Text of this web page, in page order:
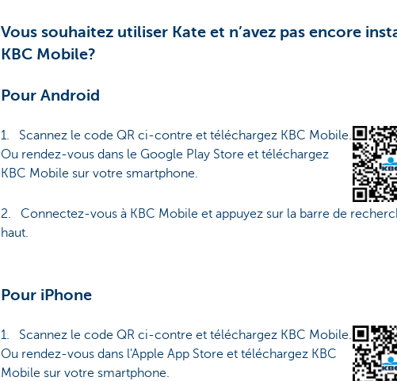
Vous souhaitez utiliser Kate et n’avez pas encore
KBC Mobile?
Pour Android
1. Scannez le code QR ci-contre et téléchargez KBC Mobile.
Ou rendez-vous dans le Google Play Store et téléchargez
KBC Mobile sur votre smartphone.
2. Connectez-vous à KBC Mobile et appuyez sur la barre de
haut.
Pour iPhone
1. Scannez le code QR ci-contre et téléchargez KBC Mobile.
Ou rendez-vous dans l'Apple App Store et téléchargez KBC
Mobile sur votre smartphone.